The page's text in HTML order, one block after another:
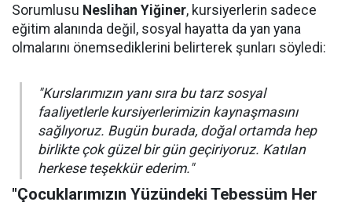
Sorumlusu Neslihan Yiğiner, kursiyerlerin sadece
eğitim alanında değil, sosyal hayatta da yan yana
olmalarını önemsediklerini belirterek şunları söyledi:
"Kurslarımızın yanı sıra bu tarz sosyal
faaliyetlerle kursiyerlerimizin kaynaşmasını
sağlıyoruz. Bugün burada, doğal ortamda hep
birlikte çok güzel bir gün geçiriyoruz. Katılan
herkese teşekkür ederim."
"Çocuklarımızın Yüzündeki Tebessüm Her